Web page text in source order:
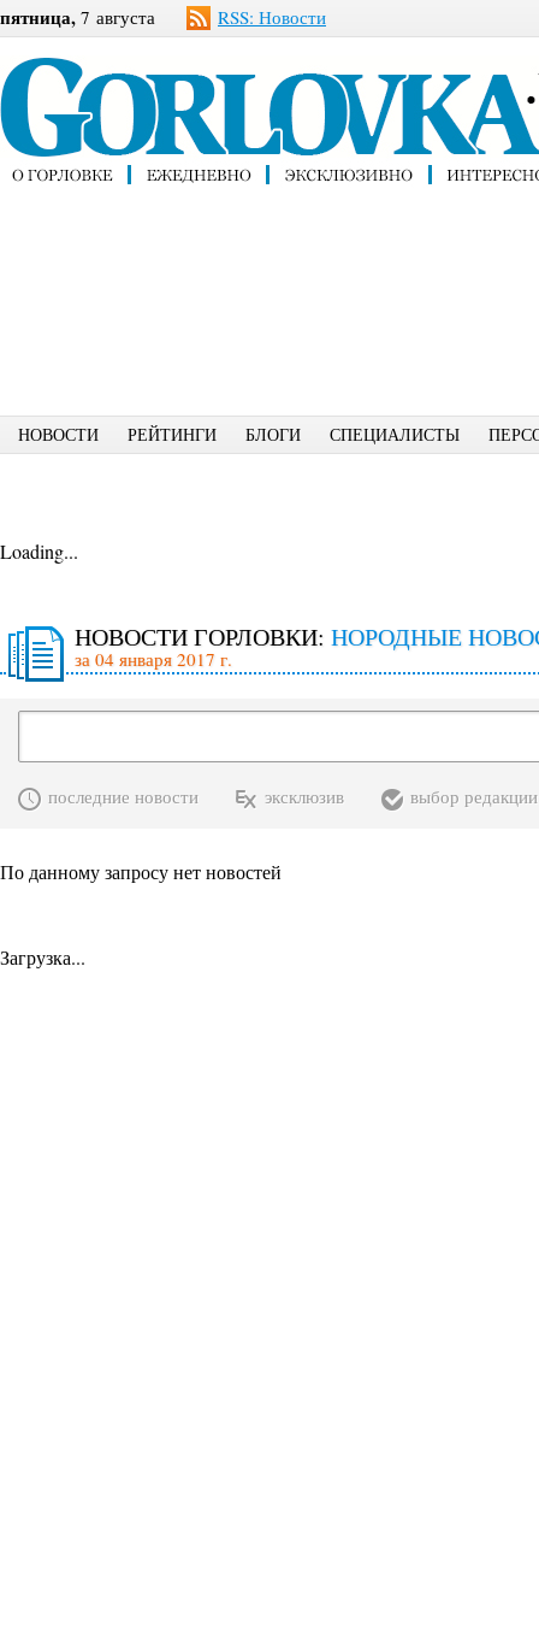
пятница, 7 августа RSS: Новости
НОВОСТИ РЕЙТИНГИ БЛОГИ СПЕЦИАЛИСТЫ
Loading...
НОВОСТИ ГОРЛОВКИ: НОРОДНЫЕ
за 04 января 2017 г.
последние новости эксклюзив выбор редакции
По данному запросу нет новостей
Загрузка...